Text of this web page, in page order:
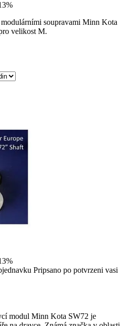
soupravami Minn Kota
velikost M.
Pripsano po potvrzeni vasi
modul Minn Kota SW72 je